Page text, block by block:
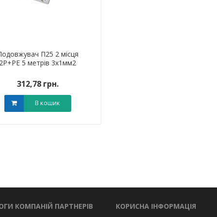
П25 2 місця
2Р+РЕ 5 метрів 3х1мм2
312,78 грн.
В кошик
КОМПАНІЙ ПАРТНЕРІВ КОРИСНА ІНФОРМАЦІЯ